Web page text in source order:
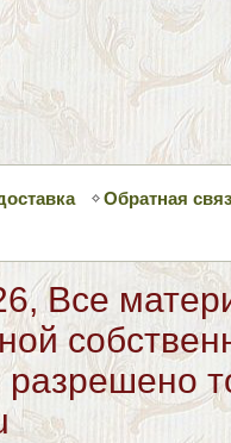
Обратная
Все
разрешено